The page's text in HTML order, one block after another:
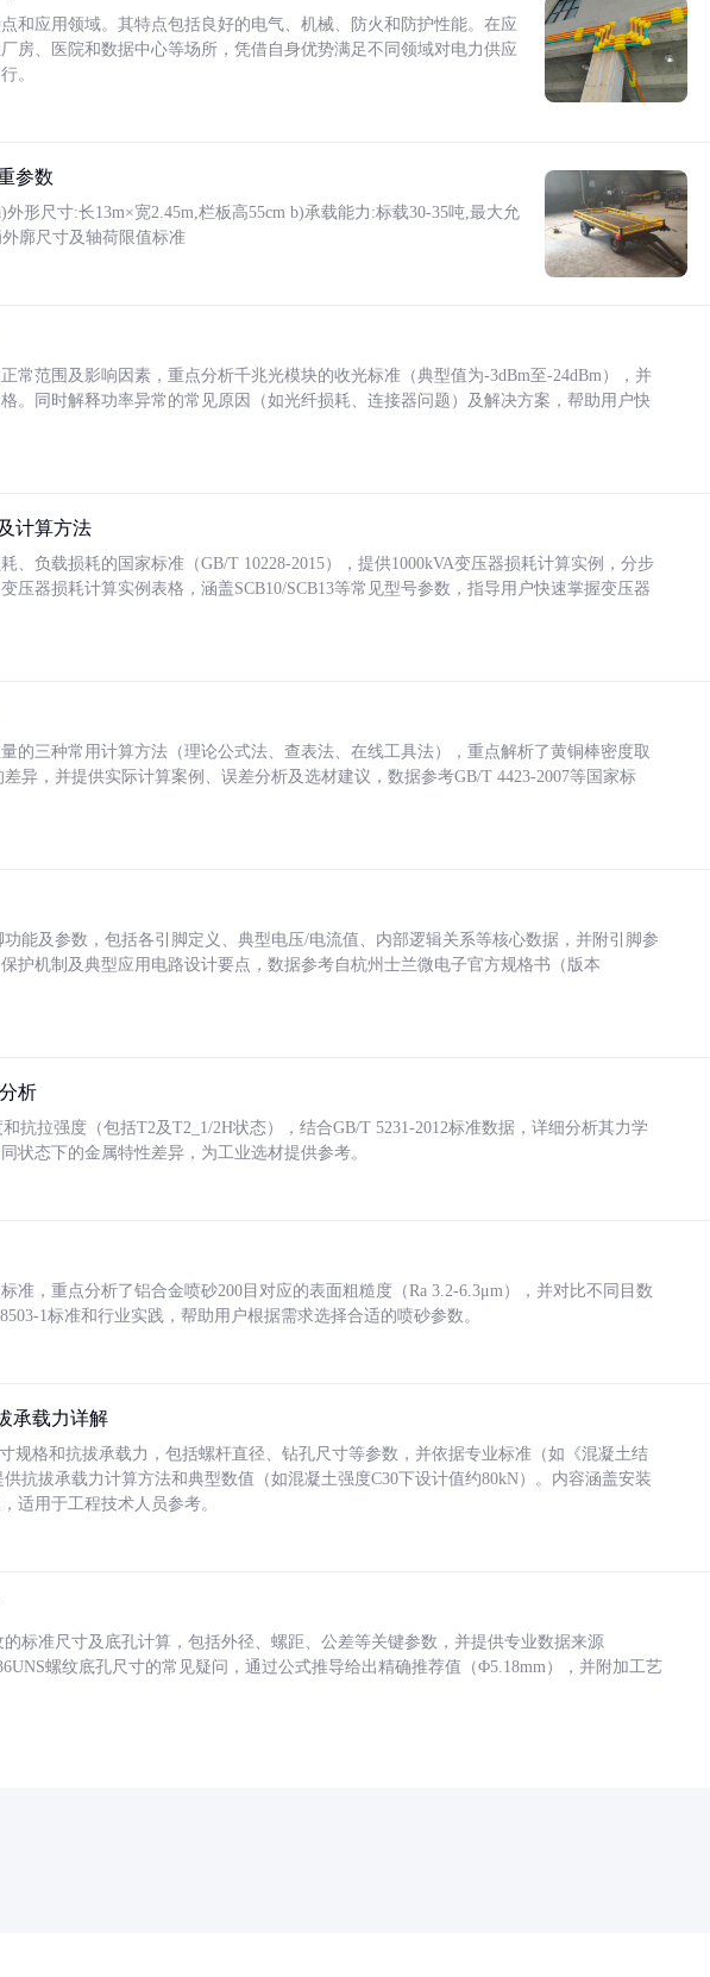
和应用领域。其特点包括良好的电气、机械、防火和防护性能。在应
房、医院和数据中心等场所，凭借自身优势满足不同领域对电力供应
。
参数
形尺寸:长13m×宽2.45m,栏板高55cm b)承载能力:标载30-35吨,最大允
廓尺寸及轴荷限值标准
常范围及影响因素，重点分析千兆光模块的收光标准（典型值为-3dBm至-24dBm），并
。同时解释功率异常的常见原因（如光纤损耗、连接器问题）及解决方案，帮助用户快
计算方法
、负载损耗的国家标准（GB/T 10228-2015），提供1000kVA变压器损耗计算实例，分步
压器损耗计算实例表格，涵盖SCB10/SCB13等常见型号参数，指导用户快速掌握变压器
的三种常用计算方法（理论公式法、查表法、在线工具法），重点解析了黄铜棒密度取
差异，并提供实际计算案例、误差分析及选材建议，数据参考GB/T 4423-2007等国家标
功能及参数，包括各引脚定义、典型电压/电流值、内部逻辑关系等核心数据，并附引脚参
护机制及典型应用电路设计要点，数据参考自杭州士兰微电子官方规格书（版本
析
抗拉强度（包括T2及T2_1/2H状态），结合GB/T 5231-2012标准数据，详细分析其力学
状态下的金属特性差异，为工业选材提供参考。
准，重点分析了铝合金喷砂200目对应的表面粗糙度（Ra 3.2-6.3μm），并对比不同目数
1标准和行业实践，帮助用户根据需求选择合适的喷砂参数。
承载力详解
规格和抗拔承载力，包括螺杆直径、钻孔尺寸等参数，并依据专业标准（如《混凝土结
供抗拔承载力计算方法和典型数值（如混凝土强度C30下设计值约80kN）。内容涵盖安装
适用于工程技术人员参考。
标准尺寸及底孔计算，包括外径、螺距、公差等关键参数，并提供专业数据来源
螺纹底孔尺寸的常见疑问，通过公式推导给出精确推荐值（Φ5.18mm），并附加工艺